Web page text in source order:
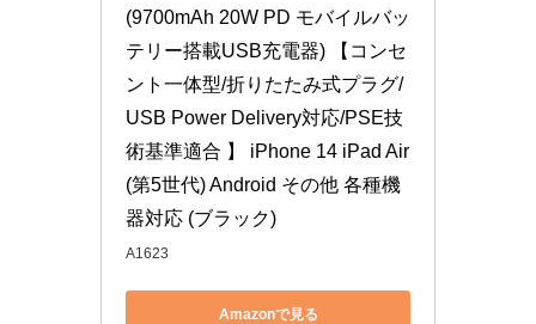
(9700mAh 20W PD モバイルバッ
テリー搭載USB充電器) 【コンセ
ント一体型/折りたたみ式プラグ/
USB Power Delivery対応/PSE技
術基準適合 】 iPhone 14 iPad Air
(第5世代) Android その他 各種機
器対応 (ブラック)
A1623
Amazonで見る